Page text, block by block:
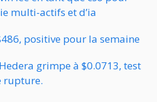
multi-actifs et d’ia
positive pour la semaine
grimpe à $0.0713, test
rupture.